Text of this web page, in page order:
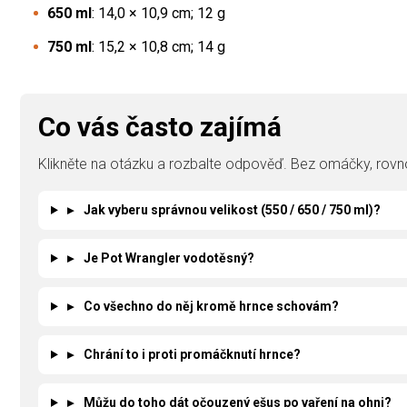
650 ml: 14,0 × 10,9 cm; 12 g
750 ml: 15,2 × 10,8 cm; 14 g
Co vás často zajímá
Klikněte na otázku a rozbalte odpověď. Bez omáčky,
▸ Jak vyberu správnou velikost (550 / 650 / 750 ml)?
▸ Je Pot Wrangler vodotěsný?
▸ Co všechno do něj kromě hrnce schovám?
▸ Chrání to i proti promáčknutí hrnce?
▸ Můžu do toho dát očouzený ešus po vaření na ohni?